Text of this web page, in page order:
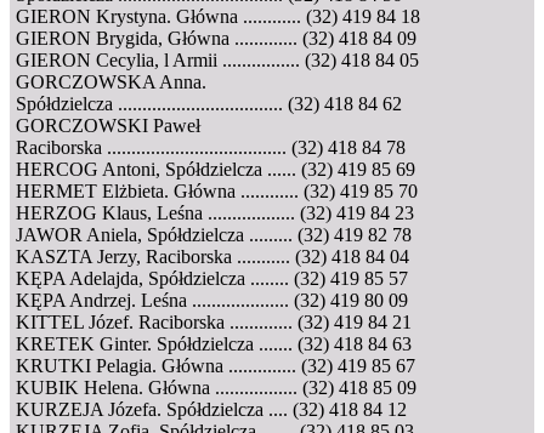
GIERON Krystyna. Główna ............ (32) 419 84 18
GIERON Brygida, Główna ............. (32) 418 84 09
GIERON Cecylia, l Armii ................ (32) 418 84 05
GORCZOWSKA Anna.
Spółdzielcza .................................. (32) 418 84 62
GORCZOWSKI Paweł
Raciborska ..................................... (32) 418 84 78
HERCOG Antoni, Spółdzielcza ...... (32) 419 85 69
HERMET Elżbieta. Główna ............ (32) 419 85 70
HERZOG Klaus, Leśna .................. (32) 419 84 23
JAWOR Aniela, Spółdzielcza ......... (32) 419 82 78
KASZTA Jerzy, Raciborska ........... (32) 418 84 04
KĘPA Adelajda, Spółdzielcza ........ (32) 419 85 57
KĘPA Andrzej. Leśna .................... (32) 419 80 09
KITTEL Józef. Raciborska ............. (32) 419 84 21
KRETEK Ginter. Spółdzielcza ....... (32) 418 84 63
KRUTKI Pelagia. Główna .............. (32) 419 85 67
KUBIK Helena. Główna ................. (32) 418 85 09
KURZEJA Józefa. Spółdzielcza .... (32) 418 84 12